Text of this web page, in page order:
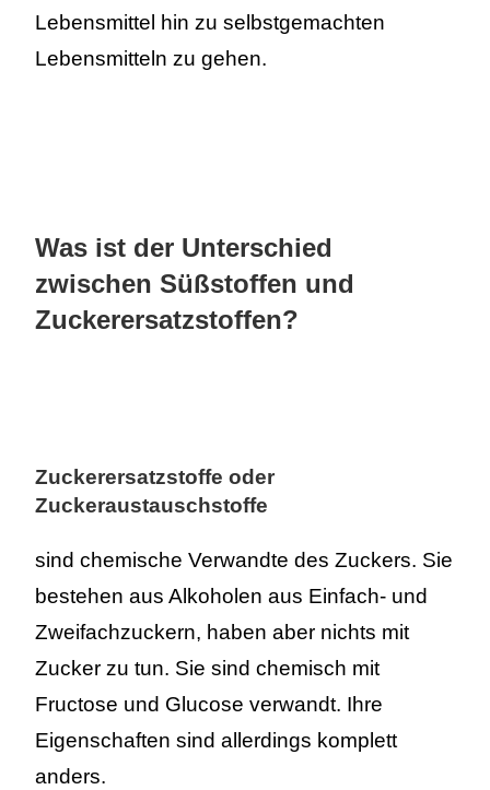
Lebensmittel hin zu selbstgemachten
Lebensmitteln zu gehen.
Was ist der Unterschied
zwischen Süßstoffen und
Zuckerersatzstoffen?
Zuckerersatzstoffe oder
Zuckeraustauschstoffe
sind chemische Verwandte des Zuckers. Sie
bestehen aus Alkoholen aus Einfach- und
Zweifachzuckern, haben aber nichts mit
Zucker zu tun. Sie sind chemisch mit
Fructose und Glucose verwandt. Ihre
Eigenschaften sind allerdings komplett
anders.